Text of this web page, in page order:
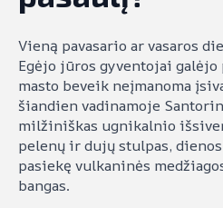
Vieną pavasario ar vasaros
Egėjo jūros gyventojai
masto beveik neįmanoma
šiandien vadinamoje
milžiniškas ugnikalnio
pelenų ir dujų stulpas,
pasiekę vulkaninės
bangas.